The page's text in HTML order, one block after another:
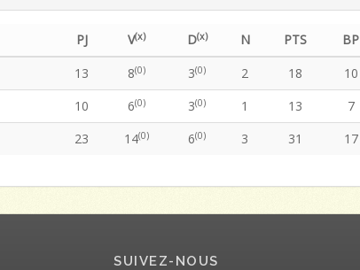
PJ V(x) D(x) N PTS BP
13 8(0) 3(0) 2 18 10
10 6(0) 3(0) 1 13 7
23 14(0) 6(0) 3 31 17
SUIVEZ-NOUS